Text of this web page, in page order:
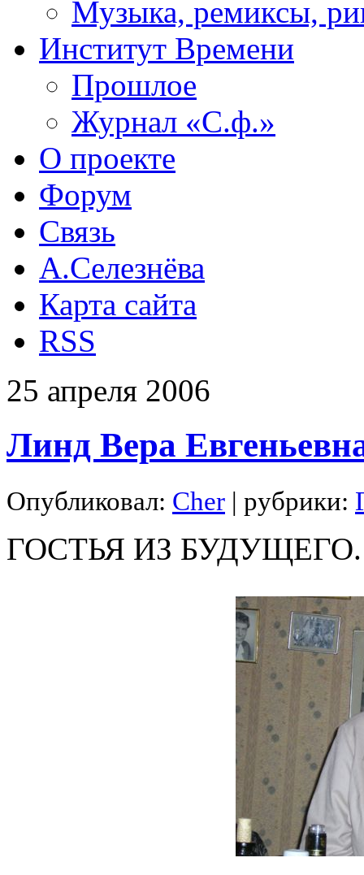
Музыка, ремиксы,
Институт Времени
Прошлое
Журнал «С.ф.»
О проекте
Форум
Связь
А.Селезнёва
Карта сайта
RSS
25 апреля 2006
Линд Вера
Опубликовал: Cher | рубрики:
ГОСТЬЯ ИЗ